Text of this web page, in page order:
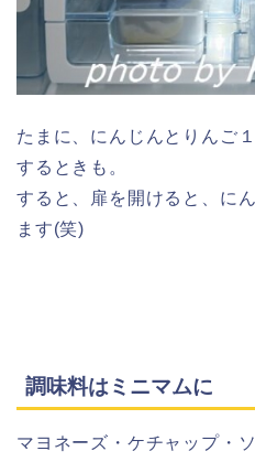
たまに、にんじんとりんご
するときも。
すると、扉を開けると、に
ます(笑)
調味料はミニマムに
マヨネーズ・ケチャップ・